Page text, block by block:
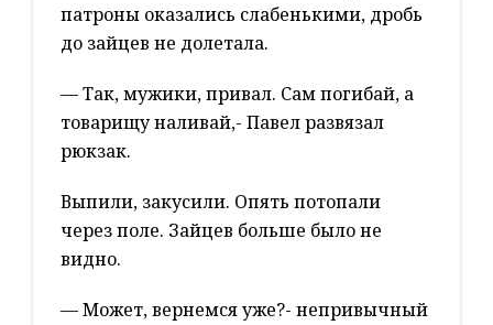
патроны оказались слабенькими, дробь
до зайцев не долетала.
— Так, мужики, привал. Сам погибай, а
товарищу наливай,- Павел развязал
рюкзак.
Выпили, закусили. Опять потопали
через поле. Зайцев больше было не
видно.
— Может, вернемся уже?- непривычный